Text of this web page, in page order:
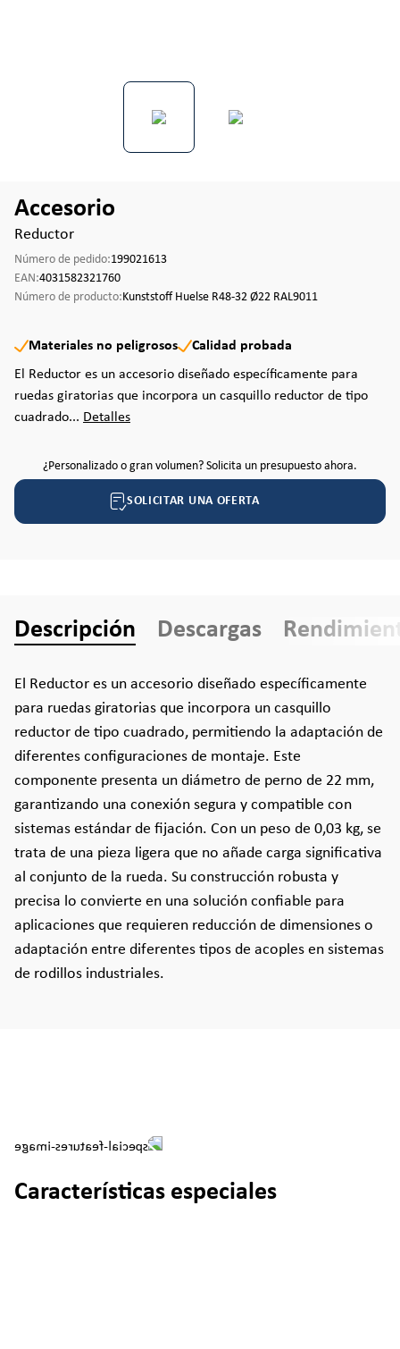
Accesorio
Reductor
Número de pedido:199021613
EAN:4031582321760
Número de producto:Kunststoff Huelse R48-32 Ø22 RAL9011
Materiales no peligrosos
Calidad probada
El Reductor es un accesorio diseñado específicamente para
ruedas giratorias que incorpora un casquillo reductor de tipo
cuadrado... Detalles
¿Personalizado o gran volumen? Solicita un presupuesto ahora.
SOLICITAR UNA OFERTA
Descripción Descargas
El Reductor es un accesorio diseñado específicamente
para ruedas giratorias que incorpora un casquillo
reductor de tipo cuadrado, permitiendo la adaptación de
diferentes configuraciones de montaje. Este
componente presenta un diámetro de perno de 22 mm,
garantizando una conexión segura y compatible con
sistemas estándar de fijación. Con un peso de 0,03 kg, se
trata de una pieza ligera que no añade carga significativa
al conjunto de la rueda. Su construcción robusta y
precisa lo convierte en una solución confiable para
aplicaciones que requieren reducción de dimensiones o
adaptación entre diferentes tipos de acoples en sistemas
de rodillos industriales.
Características especiales